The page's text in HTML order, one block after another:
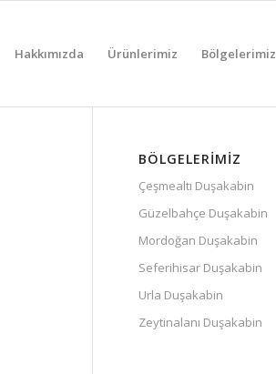
Hakkımızda Ürünlerimiz Bölgelerimiz
BÖLGELERIMIZ
Çeşmealtı Duşakabin
Güzelbahçe Duşakabin
Mordoğan Duşakabin
Seferihisar Duşakabin
Urla Duşakabin
Zeytinalanı Duşakabin